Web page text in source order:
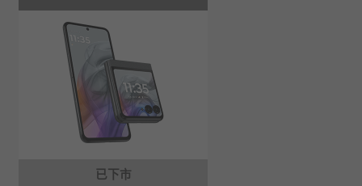
已下市